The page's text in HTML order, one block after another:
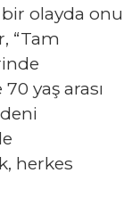
olayda onu
“Tam
yaş arası
herkes